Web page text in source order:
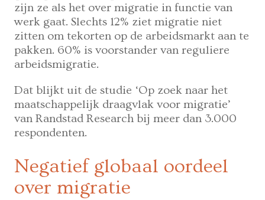
zijn ze als het over migratie in functie van
werk gaat. Slechts 12% ziet migratie niet
zitten om tekorten op de arbeidsmarkt aan te
pakken. 60% is voorstander van reguliere
arbeidsmigratie.
Dat blijkt uit de studie ‘Op zoek naar het
maatschappelijk draagvlak voor migratie’
van Randstad Research bij meer dan 3.000
respondenten.
Negatief globaal oordeel
over migratie